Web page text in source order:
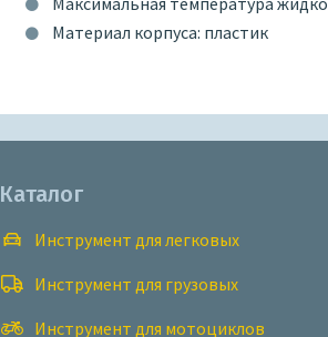
Материал корпуса: пластик
Каталог
Инструмент для легковых
Инструмент для грузовых
Инструмент для мотоциклов